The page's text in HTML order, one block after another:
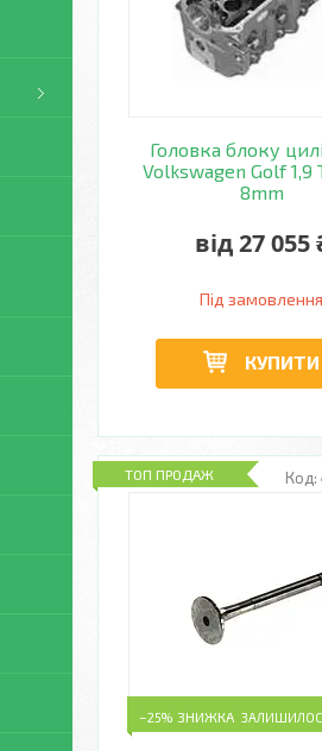
Головка блоку
Volkswagen Golf 1,9
8mm
від 27 055
Під замовлення
КУПИТИ
ТОП ПРОДАЖ
–25%